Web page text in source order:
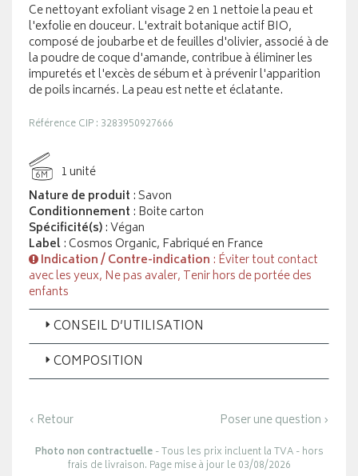
Ce nettoyant exfoliant visage 2 en 1 nettoie la peau et
l'exfolie en douceur. L'extrait botanique actif BIO,
composé de joubarbe et de feuilles d'olivier, associé à de
la poudre de coque d'amande, contribue à éliminer les
impuretés et l'excès de sébum et à prévenir l'apparition
de poils incarnés. La peau est nette et éclatante.
Référence CIP : 3283950927666
6M
1 unité
Nature de produit : Savon
Conditionnement : Boite carton
Spécificité(s): Végan
Label: Cosmos Organic, Fabriqué en France
Indication / Contre-indication : Éviter tout contact
avec les yeux, Ne pas avaler, Tenir hors de portée des
enfants
CONSEIL D’UTILISATION
COMPOSITION
‹ Retour Poser une question ›
Photo non contractuelle- Tous les prix incluent la TVA - hors
frais de livraison. Page mise à jour le 03/08/2026